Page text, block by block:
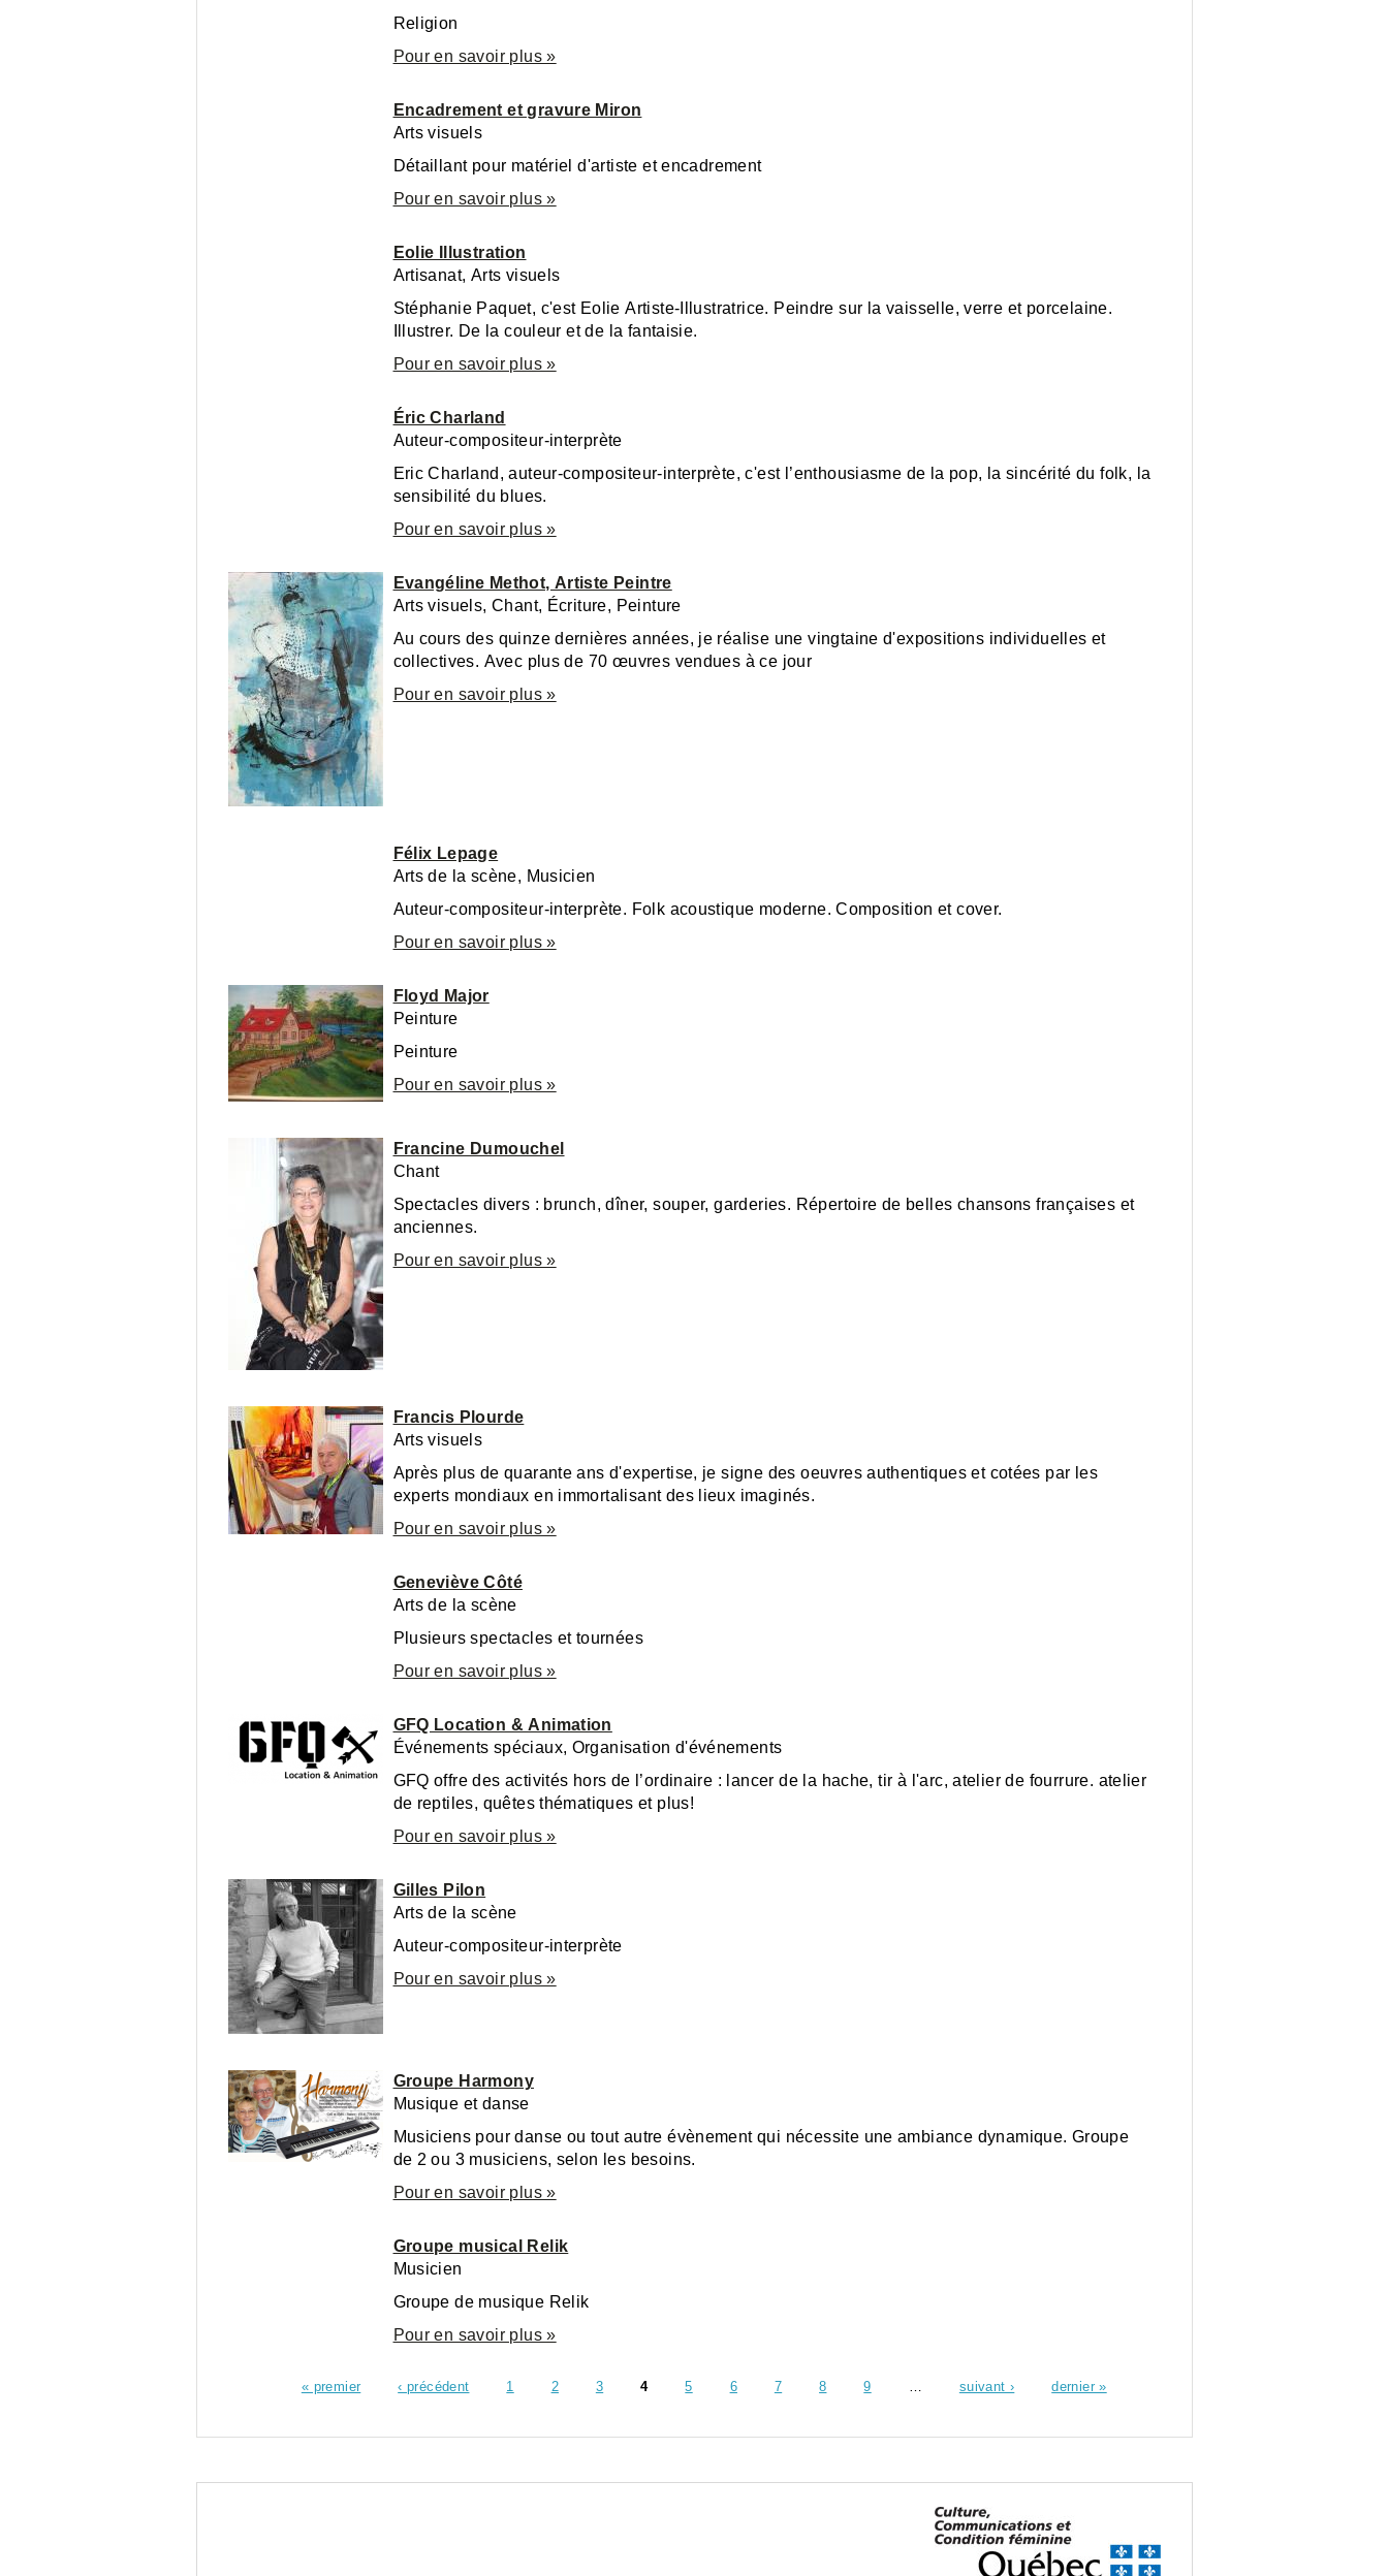
Religion
Pour en savoir plus »
Encadrement et gravure Miron
Arts visuels
Détaillant pour matériel d'artiste et encadrement
Pour en savoir plus »
Eolie Illustration
Artisanat, Arts visuels
Stéphanie Paquet, c'est Eolie Artiste-Illustratrice. Peindre sur la vaisselle, verre et porcelaine.
Illustrer. De la couleur et de la fantaisie.
Pour en savoir plus »
Éric Charland
Auteur-compositeur-interprète
Eric Charland, auteur-compositeur-interprète, c'est l’enthousiasme de la pop, la sincérité du folk, la
sensibilité du blues.
Pour en savoir plus »
Evangéline Methot, Artiste Peintre
Arts visuels, Chant, Écriture, Peinture
Au cours des quinze dernières années, je réalise une vingtaine d'expositions individuelles et
collectives. Avec plus de 70 œuvres vendues à ce jour
Pour en savoir plus »
Félix Lepage
Arts de la scène, Musicien
Auteur-compositeur-interprète. Folk acoustique moderne. Composition et cover.
Pour en savoir plus »
Floyd Major
Peinture
Peinture
Pour en savoir plus »
Francine Dumouchel
Chant
Spectacles divers : brunch, dîner, souper, garderies. Répertoire de belles chansons françaises et
anciennes.
Pour en savoir plus »
Francis Plourde
Arts visuels
Après plus de quarante ans d'expertise, je signe des oeuvres authentiques et cotées par les
experts mondiaux en immortalisant des lieux imaginés.
Pour en savoir plus »
Geneviève Côté
Arts de la scène
Plusieurs spectacles et tournées
Pour en savoir plus »
GFQ Location & Animation
Événements spéciaux, Organisation d'événements
GFQ offre des activités hors de l’ordinaire : lancer de la hache, tir à l'arc, atelier de fourrure. atelier
de reptiles, quêtes thématiques et plus!
Pour en savoir plus »
Gilles Pilon
Arts de la scène
Auteur-compositeur-interprète
Pour en savoir plus »
Groupe Harmony
Musique et danse
Musiciens pour danse ou tout autre évènement qui nécessite une ambiance dynamique. Groupe
de 2 ou 3 musiciens, selon les besoins.
Pour en savoir plus »
Groupe musical Relik
Musicien
Groupe de musique Relik
Pour en savoir plus »
« premier ‹ précédent 1 2 3 4 5 6 7 8 9 suivant › dernier »